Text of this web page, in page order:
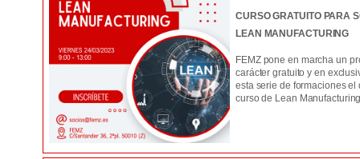
CURSO GRATUITO PARA
LEAN MANUFACTURING
FEMZ pone en marcha un
carácter gratuito y en
esta serie de formaciones
curso de Lean